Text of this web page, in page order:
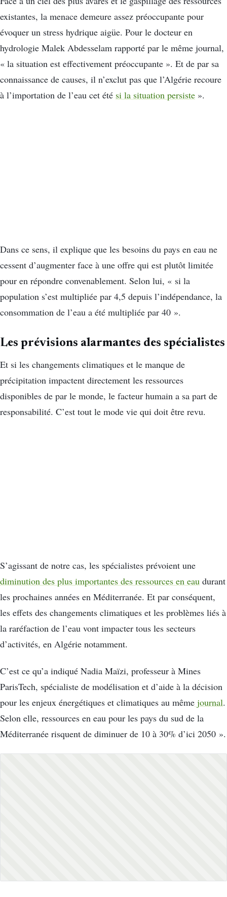
existantes, la menace demeure assez préoccupante pour
évoquer un stress hydrique aigüe. Pour le docteur en
hydrologie Malek Abdesselam rapporté par le même journal,
« la situation est effectivement préoccupante ». Et de par sa
connaissance de causes, il n’exclut pas que l’Algérie recoure
à l’importation de l’eau cet été si la situation persiste ».
Dans ce sens, il explique que les besoins du pays en eau ne
cessent d’augmenter face à une offre qui est plutôt limitée
pour en répondre convenablement. Selon lui, « si la
population s’est multipliée par 4,5 depuis l’indépendance, la
consommation de l’eau a été multipliée par 40 ».
Les prévisions alarmantes des spécialistes
Et si les changements climatiques et le manque de
précipitation impactent directement les ressources
disponibles de par le monde, le facteur humain a sa part de
responsabilité. C’est tout le mode vie qui doit être revu.
S’agissant de notre cas, les spécialistes prévoient une
diminution des plus importantes des ressources en eau durant
les prochaines années en Méditerranée. Et par conséquent,
les effets des changements climatiques et les problèmes liés à
la raréfaction de l’eau vont impacter tous les secteurs
d’activités, en Algérie notamment.
C’est ce qu’a indiqué Nadia Maïzi, professeur à Mines
ParisTech, spécialiste de modélisation et d’aide à la décision
pour les enjeux énergétiques et climatiques au même journal.
Selon elle, ressources en eau pour les pays du sud de la
Méditerranée risquent de diminuer de 10 à 30% d’ici 2050 ».